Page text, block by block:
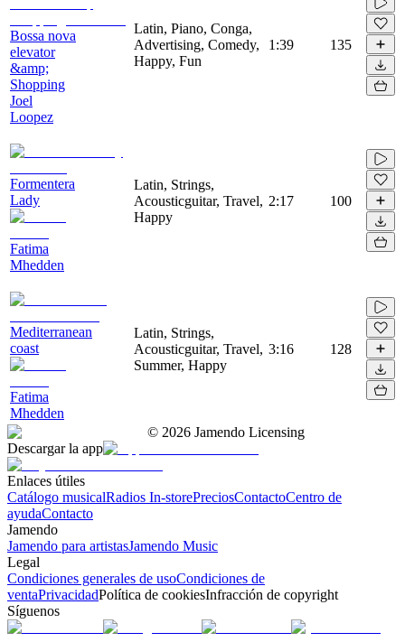
Bossa nova
elevator
&amp;
Shopping
Joel
Loopez
Latin, Piano, Conga,
Advertising, Comedy,
Happy, Fun
1:39 135
Formentera
Lady
Fatima
Mhedden
Latin, Strings,
Acousticguitar, Travel,
Happy
2:17 100
Mediterranean
coast
Fatima
Mhedden
Latin, Strings,
Acousticguitar, Travel,
Summer, Happy
3:16 128
© 2026 Jamendo Licensing
Descargar la app
Enlaces útiles
Catálogo musicalRadios In-storePreciosContactoCentro de
ayudaContacto
Jamendo
Jamendo para artistasJamendo Music
Legal
Condiciones generales de usoCondiciones de
ventaPrivacidadPolítica de cookiesInfracción de copyright
Síguenos